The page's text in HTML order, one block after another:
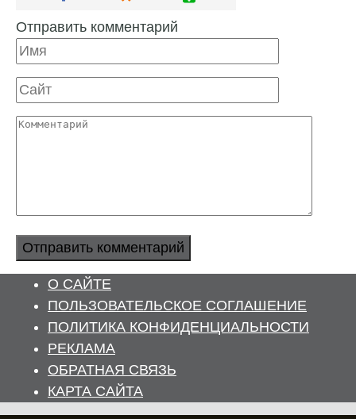
Отправить комментарий
Имя
Сайт
Комментарий
О САЙТЕ
ПОЛЬЗОВАТЕЛЬСКОЕ СОГЛАШЕНИЕ
ПОЛИТИКА КОНФИДЕНЦИАЛЬНОСТИ
РЕКЛАМА
ОБРАТНАЯ СВЯЗЬ
КАРТА САЙТА